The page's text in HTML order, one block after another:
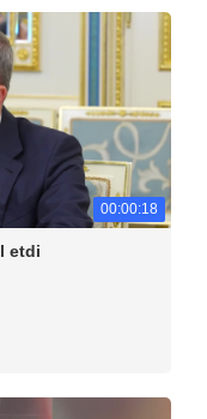
00:00:18
etdi